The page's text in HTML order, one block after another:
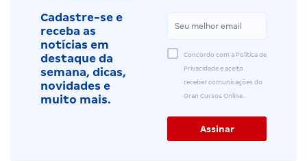
Cadastre-se e
receba as
notícias em
destaque da
semana, dicas,
novidades e
muito mais.
Concordo com a Política de
Privacidade e aceito
receber comunicações do
Gran Cursos Online.